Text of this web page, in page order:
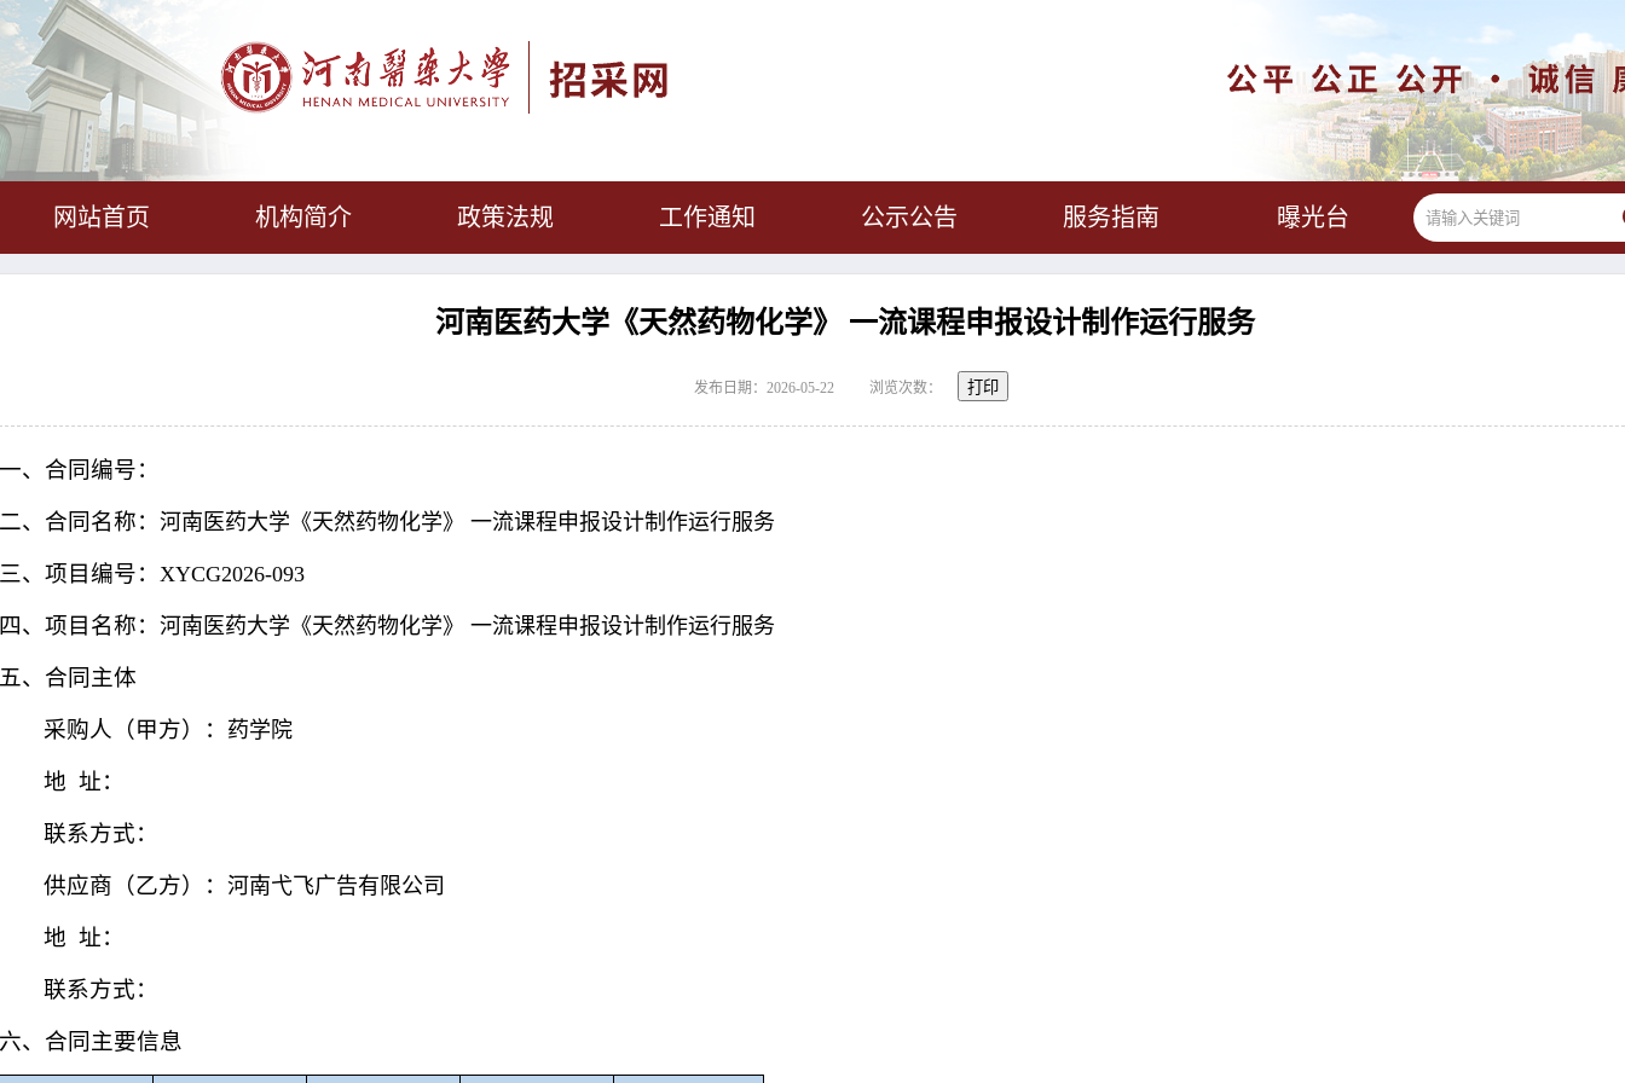
网站首页 机构简介 政策法规 工作通知 公示公告 服务指南 曝光台
河南医药大学《天然药物化学》 一流课程申报设计制作运行服务
发布日期：2026-05-22 浏览次数： 打印
一、合同编号：
二、合同名称： 河南医药大学《天然药物化学》 一流课程申报设计制作运行服务
三、项目编号： XYCG2026-093
四、项目名称： 河南医药大学《天然药物化学》 一流课程申报设计制作运行服务
五、合同主体
采购人（甲方）： 药学院
地 址：
联系方式：
供应商（乙方）：河南弋飞广告有限公司
地 址：
联系方式：
六、合同主要信息